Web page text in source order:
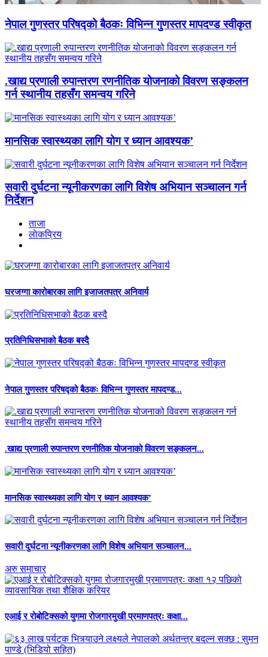
नेपाल गुणस्तर परिषद्को बैठकः विभिन्न गुणस्तर मापदण्ड स्वीकृत
.खाद्य प्रणाली रुपान्तरण रणनीतिक योजनाको विवरण सङ्कलन
गर्न स्थानीय तहसँग समन्वय गरिने
मानसिक स्वास्थ्यका लागि योग र ध्यान आवश्यक’
सवारी दुर्घटना न्यूनीकरणका लागि विशेष अभियान सञ्चालन गर्न
निर्देशन
ताजा
लाेकप्रिय
घरजग्गा कारोबारका लागि इजाजतपत्र अनिवार्य
प्रतिनिधिसभाको बैठक बस्दै
नेपाल गुणस्तर परिषद्को बैठकः विभिन्न गुणस्तर मापदण्ड...
.खाद्य प्रणाली रुपान्तरण रणनीतिक योजनाको विवरण सङ्कलन...
मानसिक स्वास्थ्यका लागि योग र ध्यान आवश्यक’
सवारी दुर्घटना न्यूनीकरणका लागि विशेष अभियान सञ्चालन...
अरु समाचार
एआई र रोबोटिक्सको युगमा रोजगारमुखी प्रमाणपत्रः कक्षा...